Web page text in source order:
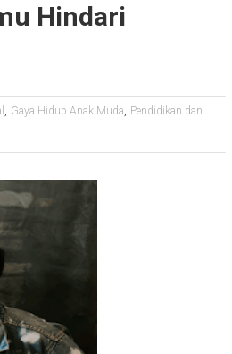
Hindari
, Gaya Hidup Anak Muda, Pendidikan dan